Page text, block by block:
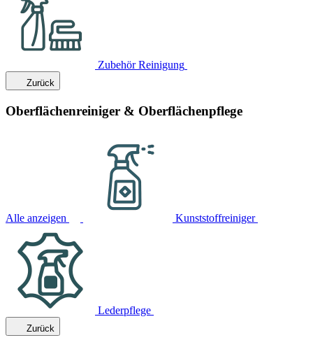
Zubehör Reinigung
Zurück
Oberflächenreiniger & Oberflächenpflege
Alle anzeigen Kunststoffreiniger
Lederpflege
Zurück